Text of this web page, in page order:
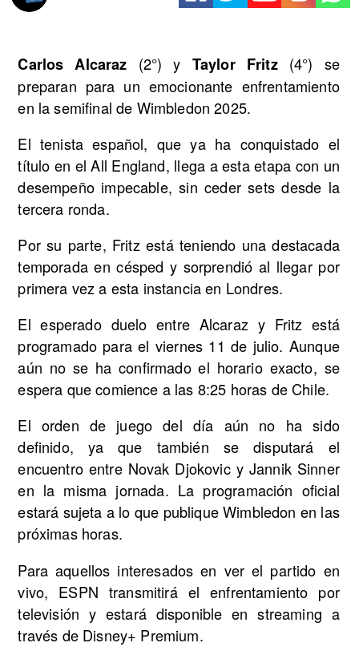
Carlos Alcaraz (2°) y Taylor Fritz(4°) se
preparan para un emocionante enfrentamiento
en la semifinal de Wimbledon 2025.
El tenista español, que ya ha conquistado el
título en el All England, llega a esta etapa con un
desempeño impecable, sin ceder sets desde la
tercera ronda.
Por su parte, Fritz está teniendo una destacada
temporada en césped y sorprendió al llegar por
primera vez a esta instancia en Londres.
El esperado duelo entre Alcaraz y Fritz está
programado para el viernes 11 de julio. Aunque
aún no se ha confirmado el horario exacto, se
espera que comience a las 8:25 horas de Chile.
El orden de juego del día aún no ha sido
definido, ya que también se disputará el
encuentro entre Novak Djokovic y Jannik Sinner
en la misma jornada. La programación oficial
estará sujeta a lo que publique Wimbledon en las
próximas horas.
Para aquellos interesados en ver el partido en
vivo, ESPN transmitirá el enfrentamiento por
televisión y estará disponible en streaming a
través de Disney+ Premium.